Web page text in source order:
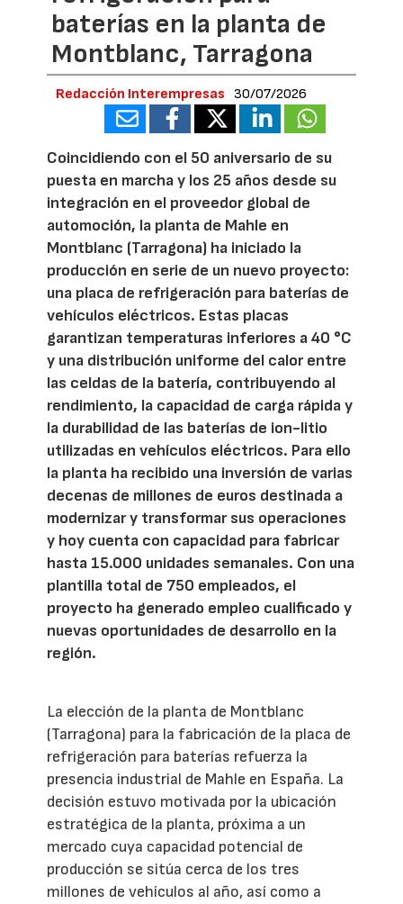
baterías en la planta de
Montblanc, Tarragona
Redacción Interempresas 30/07/2026
Coincidiendo con el 50 aniversario de su
puesta en marcha y los 25 años desde su
integración en el proveedor global de
automoción, la planta de Mahle en
Montblanc (Tarragona) ha iniciado la
producción en serie de un nuevo proyecto:
una placa de refrigeración para baterías de
vehículos eléctricos. Estas placas
garantizan temperaturas inferiores a 40 °C
y una distribución uniforme del calor entre
las celdas de la batería, contribuyendo al
rendimiento, la capacidad de carga rápida y
la durabilidad de las baterías de ion-litio
utilizadas en vehículos eléctricos. Para ello
la planta ha recibido una inversión de varias
decenas de millones de euros destinada a
modernizar y transformar sus operaciones
y hoy cuenta con capacidad para fabricar
hasta 15.000 unidades semanales. Con una
plantilla total de 750 empleados, el
proyecto ha generado empleo cualificado y
nuevas oportunidades de desarrollo en la
región.
La elección de la planta de Montblanc
(Tarragona) para la fabricación de la placa de
refrigeración para baterías refuerza la
presencia industrial de Mahle en España. La
decisión estuvo motivada por la ubicación
estratégica de la planta, próxima a un
mercado cuya capacidad potencial de
producción se sitúa cerca de los tres
millones de vehículos al año, así como a